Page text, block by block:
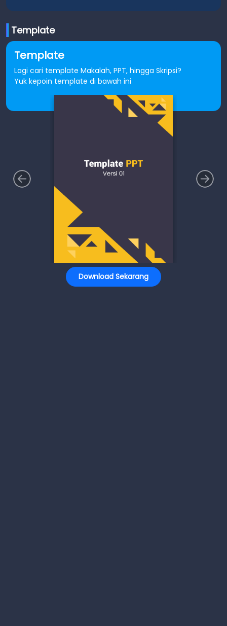
Template
Template
Lagi cari template Makalah, PPT, hingga Skripsi?
Yuk kepoin template di bawah ini
Download Sekarang